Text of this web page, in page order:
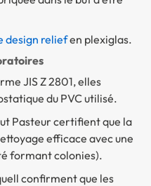
design reliefen plexiglas.
JIS Z 2801, elles
du PVC utilisé.
Pasteur certifient que la
efficace avec une
formant colonies).
confirment que les